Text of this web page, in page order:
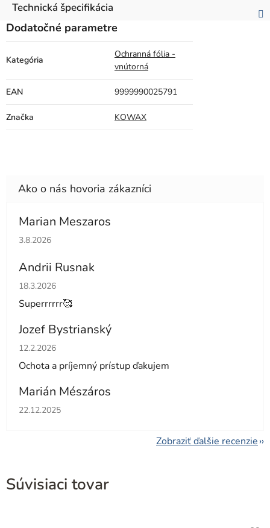
Technická špecifikácia
Dodatočné parametre
Kategória
Ochranná fólia -
vnútorná
EAN 9999990025791
Značka KOWAX
Marian Meszaros
Hodnotenie obchodu je 5 z 5 hviezdičiek.
3.8.2026
Andrii Rusnak
Hodnotenie obchodu je 5 z 5 hviezdičiek.
18.3.2026
Superrrrrr🥰
Jozef Bystrianský
Hodnotenie obchodu je 5 z 5 hviezdičiek.
12.2.2026
Ochota a príjemný prístup ďakujem
Marián Mészáros
Hodnotenie obchodu je 5 z 5 hviezdičiek.
22.12.2025
Zobraziť ďalšie recenzie
Súvisiaci tovar